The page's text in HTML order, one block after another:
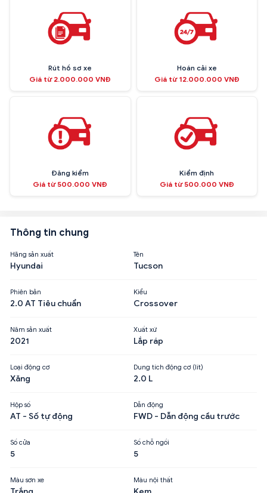
Rút hồ sơ xe
Giá từ 2.000.000 VNĐ
Hoán cải xe
Giá từ 12.000.000 VNĐ
Đăng kiểm
Giá từ 500.000 VNĐ
Kiểm định
Giá từ 500.000 VNĐ
Thông tin chung
Hãng sản xuất
Hyundai
Tên
Tucson
Phiên bản
2.0 AT Tiêu chuẩn
Kiểu
Crossover
Năm sản xuất
2021
Xuất xứ
Lắp ráp
Loại động cơ
Xăng
Dung tích động cơ (lít)
2.0 L
Hộp số
AT - Số tự động
Dẫn động
FWD - Dẫn động cầu trước
Số cửa
5
Số chỗ ngồi
5
Màu sơn xe Màu nội thất